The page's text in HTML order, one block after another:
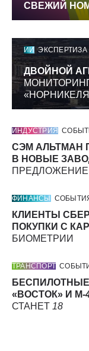
СВЕЖИЙ
ИИ ЭКСПЕРТИЗА
ДВОЙНОЙ
ИНДУСТРИЯ
СЭМ АЛЬТМАН
В НОВЫЕ
ФИНАНСЫ
КЛИЕНТЫ
ПОКУПКИ С
БИОМЕТРИИ
ТРАНСПОРТ
«ВОСТОК» И М-
СТАНЕТ 18